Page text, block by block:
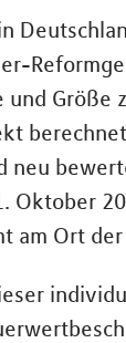
und
neu
Oktober
am Ort